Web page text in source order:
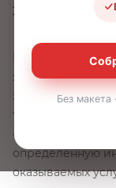
26.03.2019
Практически
жизни
этикетками на
технике. Все эти
«листовки»,
определенную
оказываемых
Без макета